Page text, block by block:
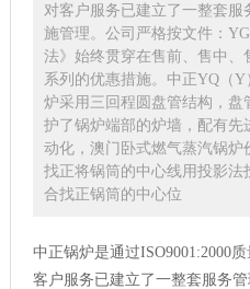
对客户服务已建立了一整套
施管理。公司严格按文件：
法》始终贯穿在售前、售中
系列的优惠措施。中正YQ（
炉采用三回程圆盘管结构，
护了锅炉端部的炉墙，配有先
动化，澳门卧式燃气蒸汽锅
找正将锅筒的中心线用投影
合找正锅筒的中心位
中正锅炉是通过ISO9001:2000
客户服务已建立了一整套服务